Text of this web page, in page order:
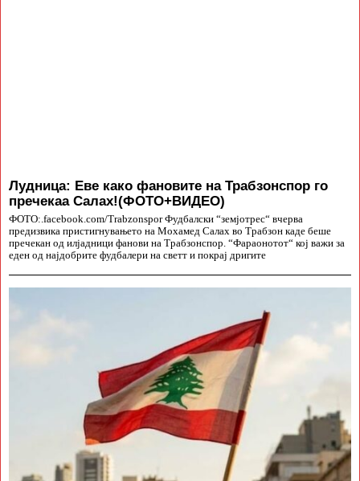
Лудница: Еве како фановите на Трабзонспор го
пречекаа Салах!(ФОТО+ВИДЕО)
ФОТО:.facebook.com/Trabzonspor Фудбалски “земјотрес“ вчерва
предизвика пристигнувањето на Мохамед Салах во Трабзон каде беше
пречекан од илјадници фанови на Трабзонспор. “Фараонотот“ кој важи за
еден од најдобрите фудбалери на светт и покрај дригите